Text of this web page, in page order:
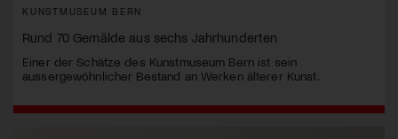
KUNSTMUSEUM BERN
Rund 70 Gemälde aus sechs Jahrhunderten
Einer der Schätze des Kunstmuseum Bern ist sein
aussergewöhnlicher Bestand an Werken älterer Kunst.